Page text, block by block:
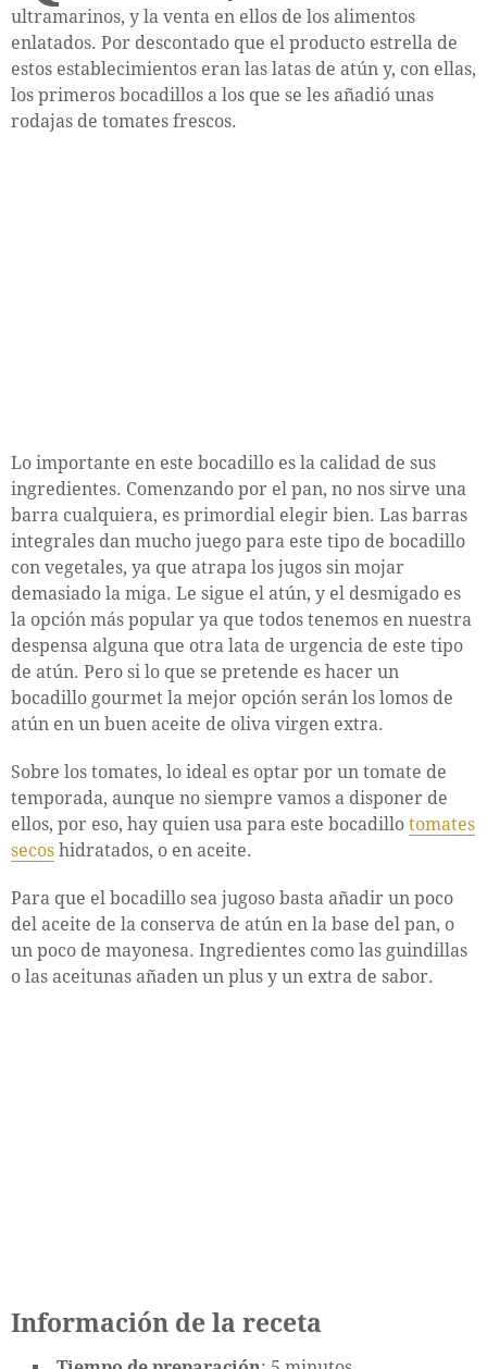
ultramarinos, y la venta en ellos de los alimentos
enlatados. Por descontado que el producto estrella de
estos establecimientos eran las latas de atún y, con ellas,
los primeros bocadillos a los que se les añadió unas
rodajas de tomates frescos.
Lo importante en este bocadillo es la calidad de sus
ingredientes. Comenzando por el pan, no nos sirve una
barra cualquiera, es primordial elegir bien. Las barras
integrales dan mucho juego para este tipo de bocadillo
con vegetales, ya que atrapa los jugos sin mojar
demasiado la miga. Le sigue el atún, y el desmigado es
la opción más popular ya que todos tenemos en nuestra
despensa alguna que otra lata de urgencia de este tipo
de atún. Pero si lo que se pretende es hacer un
bocadillo gourmet la mejor opción serán los lomos de
atún en un buen aceite de oliva virgen extra.
Sobre los tomates, lo ideal es optar por un tomate de
temporada, aunque no siempre vamos a disponer de
ellos, por eso, hay quien usa para este bocadillo tomates
secos hidratados, o en aceite.
Para que el bocadillo sea jugoso basta añadir un poco
del aceite de la conserva de atún en la base del pan, o
un poco de mayonesa. Ingredientes como las guindillas
o las aceitunas añaden un plus y un extra de sabor.
Información de la receta